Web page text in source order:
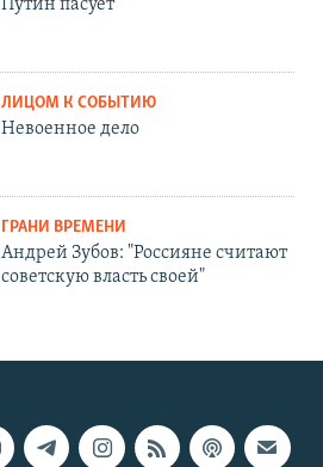
Путин пасует
ЛИЦОМ К СОБЫТИЮ
Невоенное дело
ГРАНИ ВРЕМЕНИ
Андрей Зубов: "Россияне считают
советскую власть своей"